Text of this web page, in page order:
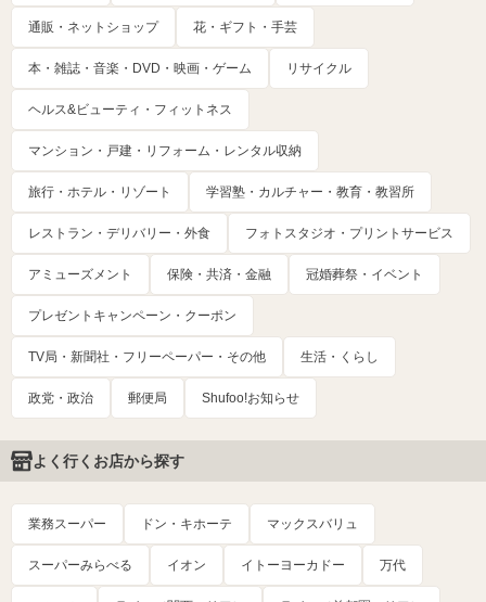
通販・ネットショップ 花・ギフト・手芸
本・雑誌・音楽・DVD・映画・ゲーム リサイクル
ヘルス&ビューティ・フィットネス
マンション・戸建・リフォーム・レンタル収納
旅行・ホテル・リゾート 学習塾・カルチャー・教育・教習所
レストラン・デリバリー・外食 フォトスタジオ・プリントサービス
アミューズメント 保険・共済・金融 冠婚葬祭・イベント
プレゼントキャンペーン・クーポン
TV局・新聞社・フリーペーパー・その他 生活・くらし
政党・政治 郵便局 Shufoo!お知らせ
よく行くお店から探す
業務スーパー ドン・キホーテ マックスバリュ
スーパーみらべる イオン イトーヨーカドー 万代